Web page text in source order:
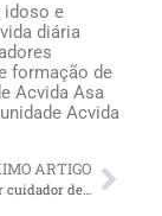
idoso e
diária
formação de
Acvida Asa
Acvida
ARTIGO
Porque contratar cuidador de idoso no Recife oferece alívio para os familiares do idoso